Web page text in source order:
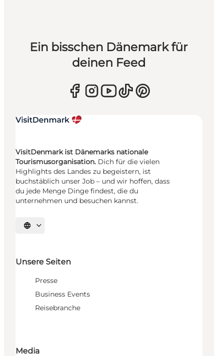
Ein bisschen Dänemark für
deinen Feed
VisitDenmark ist Dänemarks nationale
Tourismusorganisation. Dich für die vielen
Highlights des Landes zu begeistern, ist
buchstäblich unser Job – und wir hoffen, dass
du jede Menge Dinge findest, die du
unternehmen und besuchen kannst.
Sprache auswählen
Unsere Seiten
Presse
Business Events
Reisebranche
Media